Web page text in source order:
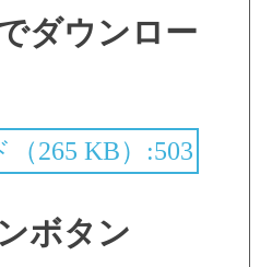
ダウンロー
265 KB）:503
ボタン